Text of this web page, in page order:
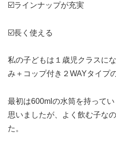
☑️ラインナップが充実
☑️長く使える
私の子どもは１歳児クラスに
み＋コップ付き２WAYタイプ
最初は600mlの水筒を持って
思いましたが、よく飲む子な
た。